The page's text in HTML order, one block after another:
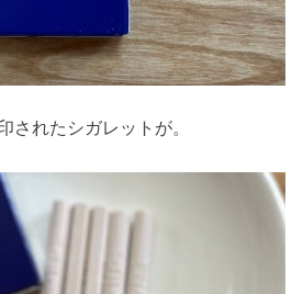
されたシガレットが。